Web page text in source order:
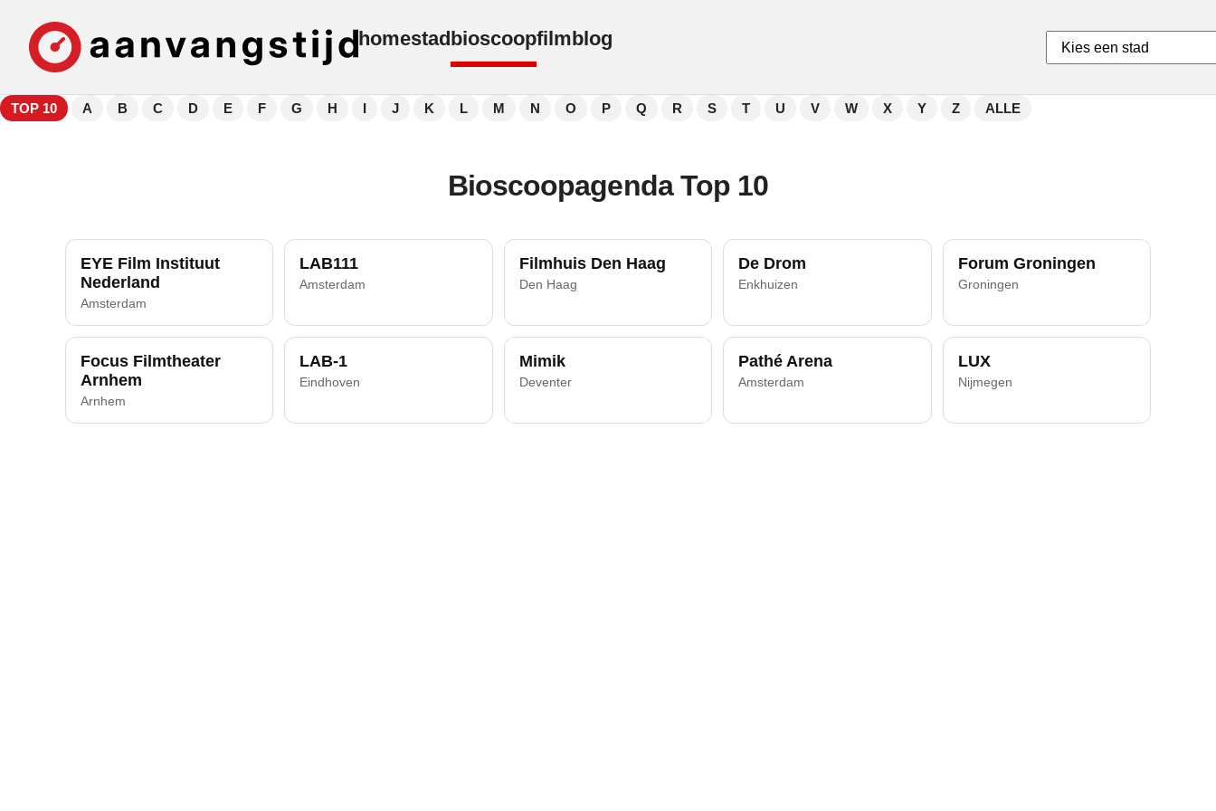
homestadbioscoopfilmblog
TOP 10 A B C D E F G H I J K L M N O P Q R S T U V W X Y Z ALLE
Bioscoopagenda Top 10
EYE Film Instituut
Nederland
Amsterdam
LAB111
Amsterdam
Filmhuis Den Haag
Den Haag
De Drom
Enkhuizen
Forum Groningen
Groningen
Focus Filmtheater
Arnhem
Arnhem
LAB-1
Eindhoven
Mimik
Deventer
Pathé Arena
Amsterdam
LUX
Nijmegen